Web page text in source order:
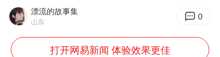
漂流的故事集
山东 0
打开网易新闻 体验效果更佳